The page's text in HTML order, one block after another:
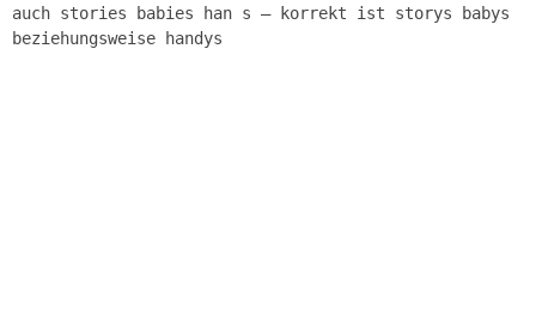
auch stories babies han s – korrekt ist storys babys
beziehungsweise handys